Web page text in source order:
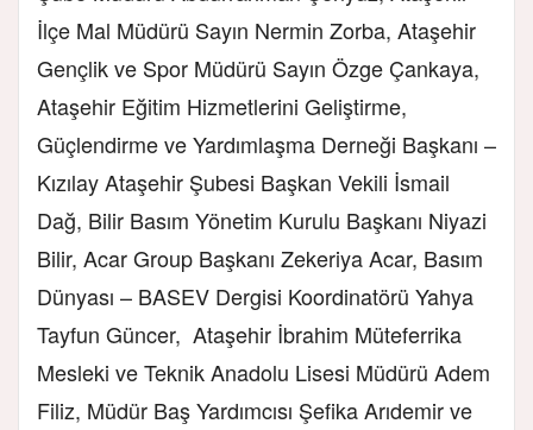
İlçe Mal Müdürü Sayın Nermin Zorba, Ataşehir
Gençlik ve Spor Müdürü Sayın Özge Çankaya,
Ataşehir Eğitim Hizmetlerini Geliştirme,
Güçlendirme ve Yardımlaşma Derneği Başkanı –
Kızılay Ataşehir Şubesi Başkan Vekili İsmail
Dağ, Bilir Basım Yönetim Kurulu Başkanı Niyazi
Bilir, Acar Group Başkanı Zekeriya Acar, Basım
Dünyası – BASEV Dergisi Koordinatörü Yahya
Tayfun Güncer, Ataşehir İbrahim Müteferrika
Mesleki ve Teknik Anadolu Lisesi Müdürü Adem
Filiz, Müdür Baş Yardımcısı Şefika Arıdemir ve